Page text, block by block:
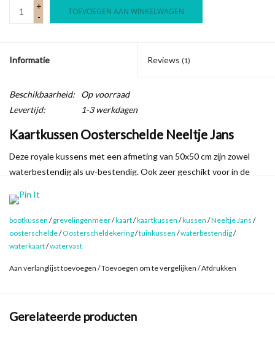
+
-
TOEVOEGEN AAN WINKELWAGEN
Informatie Reviews (1)
Beschikbaarheid:
Op voorraad
Levertijd:
1-3 werkdagen
Kaartkussen Oosterschelde Neeltje Jans
Deze royale kussens met een afmeting van 50x50 cm zijn zowel
waterbestendig als uv-bestendig. Ook zeer geschikt voor in de
meteen een bijzondere sfeer. Kies je favoriete (vaar)gebied op de
Oosterschelde of het Grevelingenmeer! De voorkant van het
Het kussen is gevuld met 100% hoenderveren van hoge kwaliteit.
bootkussen /grevelingenmeer/kaart/kaartkussen /kussen /Neeltje Jans /
oosterschelde/Oosterscheldekering/tuinkussen /waterbestendig/
waterkaart/watervast
Aan verlanglijst toevoegen /Toevoegen om te vergelijken /Afdrukken
Gerelateerde producten